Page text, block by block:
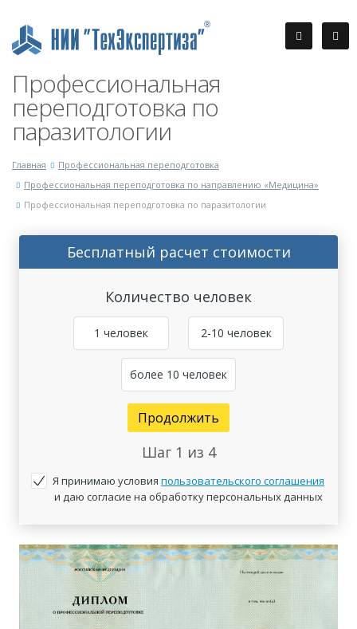
Профессиональная
переподготовка по
паразитологии
Главная
Профессиональная переподготовка
Профессиональная переподготовка по направлению «Медицина»
Профессиональная переподготовка по паразитологии
Бесплатный расчет стоимости
Количество человек
1 человек 2-10 человек
более 10 человек
Продолжить
Шаг 1 из 4
Я принимаю условия пользовательского соглашения
и даю согласие на обработку персональных данных